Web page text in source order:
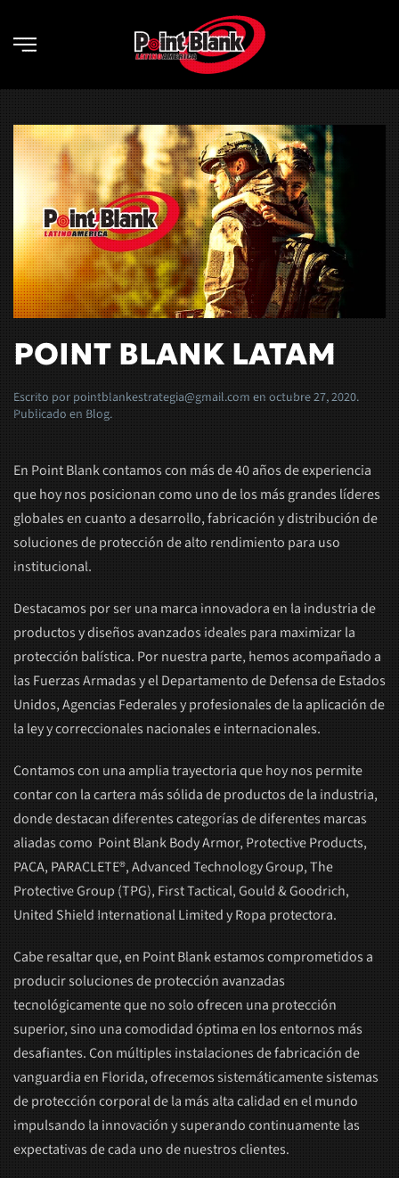
Skip to main content
POINT BLANK LATAM
Escrito por pointblankestrategia@gmail.com en octubre 27, 2020.
Publicado en Blog.
En Point Blank contamos con más de 40 años de experiencia
que hoy nos posicionan como uno de los más grandes líderes
globales en cuanto a desarrollo, fabricación y distribución de
soluciones de protección de alto rendimiento para uso
institucional.
Destacamos por ser una marca innovadora en la industria de
productos y diseños avanzados ideales para maximizar la
protección balística. Por nuestra parte, hemos acompañado a
las Fuerzas Armadas y el Departamento de Defensa de Estados
Unidos, Agencias Federales y profesionales de la aplicación de
la ley y correccionales nacionales e internacionales.
Contamos con una amplia trayectoria que hoy nos permite
contar con la cartera más sólida de productos de la industria,
donde destacan diferentes categorías de diferentes marcas
aliadas como Point Blank Body Armor, Protective Products,
PACA, PARACLETE®, Advanced Technology Group, The
Protective Group (TPG), First Tactical, Gould & Goodrich,
United Shield International Limited y Ropa protectora.
Cabe resaltar que, en Point Blank estamos comprometidos a
producir soluciones de protección avanzadas
tecnológicamente que no solo ofrecen una protección
superior, sino una comodidad óptima en los entornos más
desafiantes. Con múltiples instalaciones de fabricación de
vanguardia en Florida, ofrecemos sistemáticamente sistemas
de protección corporal de la más alta calidad en el mundo
impulsando la innovación y superando continuamente las
expectativas de cada uno de nuestros clientes.